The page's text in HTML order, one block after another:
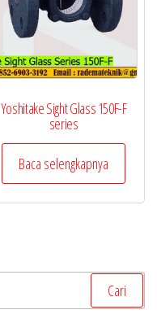
Yoshitake Sight Glass 150F-F
series
Baca selengkapnya